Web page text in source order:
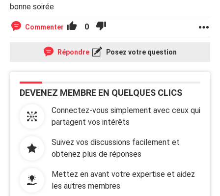
bonne soirée
Commenter 0
Répondre Posez votre question
DEVENEZ MEMBRE EN QUELQUES CLICS
Connectez-vous simplement avec ceux qui
partagent vos intérêts
Suivez vos discussions facilement et
obtenez plus de réponses
Mettez en avant votre expertise et aidez
les autres membres